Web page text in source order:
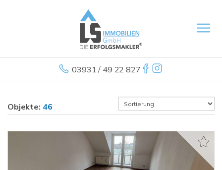
03931 / 49 22 827
Objekte: 46